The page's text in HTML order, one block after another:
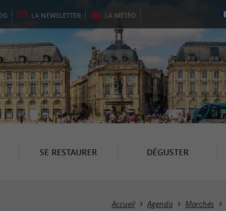
LA NEWSLETTER LA MÉTÉO
SE RESTAURER DÉGUSTER
Accueil Agenda Marchés